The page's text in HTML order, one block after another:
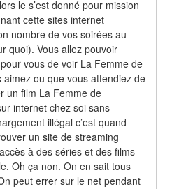
le s’est donné pour mission
cette sites internet
nombre de vos soirées au
quoi). Vous allez pouvoir
vous de voir La Femme de
ou que vous attendiez de
un film La Femme de
internet chez soi sans
illégal c’est quand
un site de streaming
à des séries et des films
Oh ça non. On en sait tous
peut errer sur le net pendant